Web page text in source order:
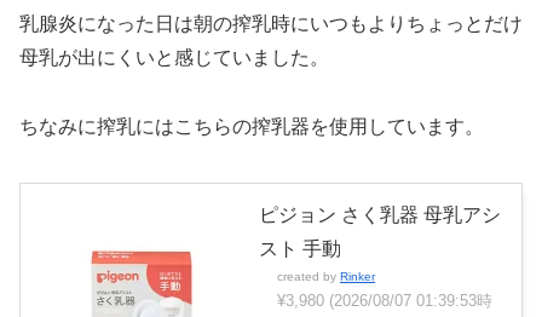
乳腺炎になった日は朝の搾乳時にいつもよりちょっとだけ
母乳が出にくいと感じていました。
ちなみに搾乳にはこちらの搾乳器を使用しています。
ピジョン さく乳器 母乳アシ
スト 手動
created by Rinker
¥3,980 (2026/08/07 01:39:53時